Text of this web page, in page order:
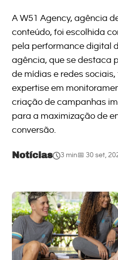
A W51 Agency, agência
conteúdo, foi escolhida
pela performance digital
agência, que se destaca
de mídias e redes
expertise em
criação de campanhas
para a maximização de
conversão.
Notícias 3 min 📅 30 set,